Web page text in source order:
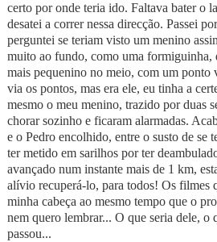
certo por onde teria ido. Faltava bater o
desatei a correr nessa direcção. Passei
perguntei se teriam visto um menino
muito ao fundo, como uma formiguinha,
mais pequenino no meio, com um ponto
via os pontos, mas era ele, eu tinha a
mesmo o meu menino, trazido por duas
chorar sozinho e ficaram alarmadas.
e o Pedro encolhido, entre o susto de se
ter metido em sarilhos por ter
avançado num instante mais de 1 km,
alívio recuperá-lo, para todos! Os filmes
minha cabeça ao mesmo tempo que o
nem quero lembrar... O que seria dele, o
passou...